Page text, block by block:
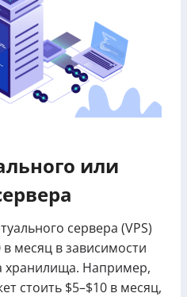
или
сервера (VPS)
месяц в зависимости
Например,
стоить $5–$10 в месяц,